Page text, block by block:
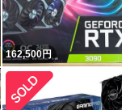
162,500円